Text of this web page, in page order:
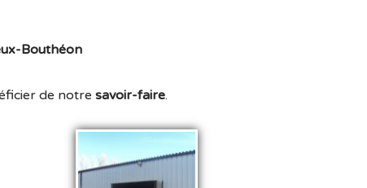
Bouthéon
de notre savoir-faire.